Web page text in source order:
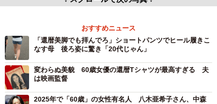
おすすめニュース
「還暦美脚でも拝んでろ」ショートパンツでヒール履きこ
なす母 後ろ姿に驚き「20代じゃん」
変わらぬ美貌 60歳女優の還暦Tシャツが最高すぎる 夫
は映画監督
2025年で「60歳」の女性有名人 八木亜希子さん、中森